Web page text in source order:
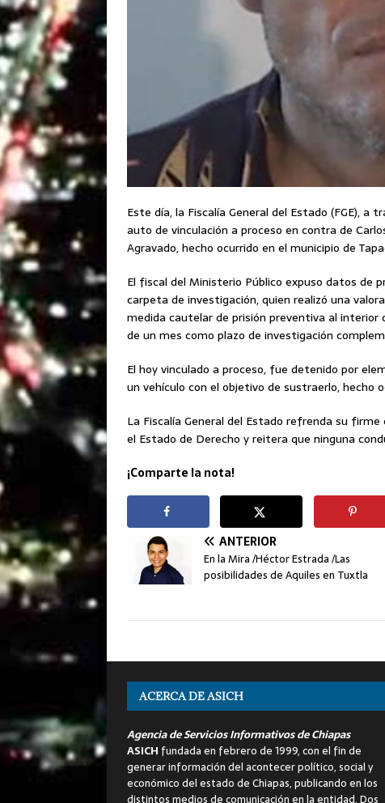
Este día, la Fiscalía General del Estado (FGE),
auto de vinculación a proceso en contra de
Agravado, hecho ocurrido en el municipio de
El fiscal del Ministerio Público expuso datos de
carpeta de investigación, quien realizó una
medida cautelar de prisión preventiva al interior
de un mes como plazo de investigación
El hoy vinculado a proceso, fue detenido por
un vehículo con el objetivo de sustraerlo, hecho
La Fiscalía General del Estado refrenda su
el Estado de Derecho y reitera que ninguna
¡Comparte la nota!
ANTERIOR
En la Mira /Héctor Estrada /Las
posibilidades de Aquiles en Tuxtla
ACERCA DE ASICH
Agencia de Servicios Informativos de Chiapas
ASICH fundada en febrero de 1999, con el fin de
generar información del acontecer político, social y
económico del estado de Chiapas, publicando en los
distintos medios de comunicación en la entidad. Dos